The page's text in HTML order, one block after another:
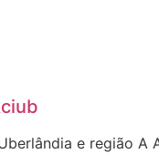
e região A